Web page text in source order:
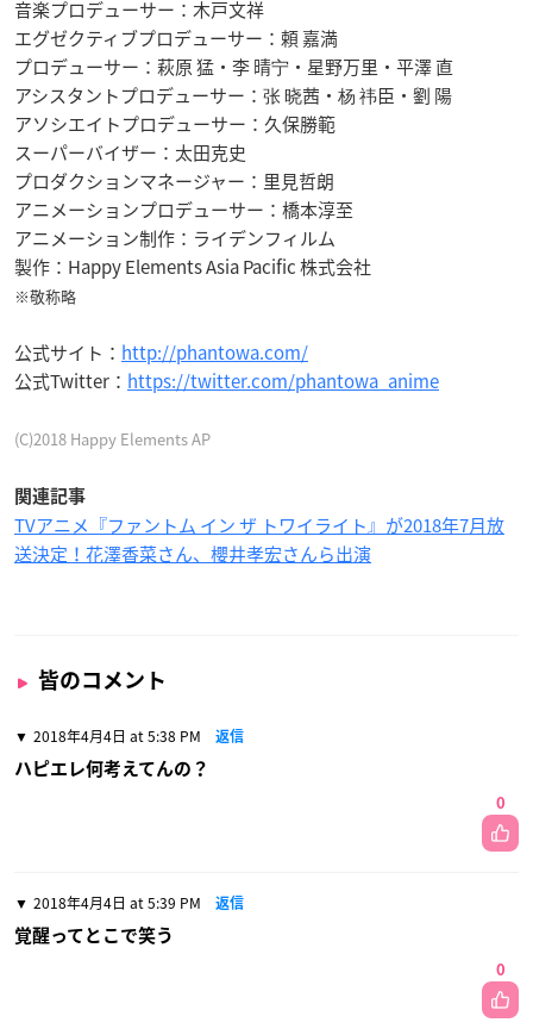
音楽プロデューサー：木戸文祥
エグゼクティブプロデューサー：頼 嘉満
プロデューサー：萩原 猛・李 晴宁・星野万里・平澤 直
アシスタントプロデューサー：张 晓茜・杨 祎臣・劉 陽
アソシエイトプロデューサー：久保勝範
スーパーバイザー：太田克史
プロダクションマネージャー：里見哲朗
アニメーションプロデューサー：橋本淳至
アニメーション制作：ライデンフィルム
製作：Happy Elements Asia Pacific 株式会社
※敬称略
公式サイト： http://phantowa.com/
公式Twitter： https://twitter.com/phantowa_anime
(C)2018 Happy Elements AP
関連記事
TVアニメ『ファントム イン ザ トワイライト』が2018年7月放
送決定！花澤香菜さん、櫻井孝宏さんら出演
皆のコメント
2018年4月4日 at 5:38 PM 返信
ハピエレ何考えてんの？
0
2018年4月4日 at 5:39 PM 返信
覚醒ってとこで笑う
0